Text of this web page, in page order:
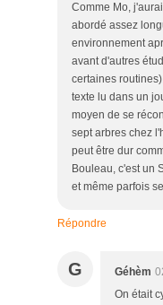
Comme Mo,
abordé assez
environnement
avant d'autres
certaines
texte lu dans un
moyen de se
sept arbres chez
peut être dur
Bouleau, c'est un
et même parfois
Répondre
G Géhèm
On était